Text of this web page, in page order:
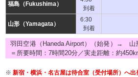
福島（Fukushima）
到着
山形（Yamagata）
6:30
到着
羽田空港（Haneda Airport）（始発）→ 山
＝所要時間：7時間20分／実走距離：約
※新宿・横浜・名古屋は待合室（受付場所）へ